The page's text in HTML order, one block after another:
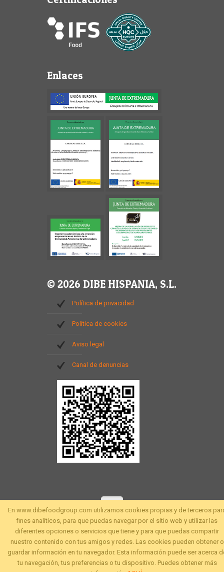
Enlaces
© 2026 DIBE HISPANIA, S.L.
Política de privacidad
Política de cookies
Aviso legal
Canal de denuncias
En www.dibefoodgroup.com utilizamos cookies propias y de terceros
fines analíticos, para que puedas navegar por el sitio web y utilizar las
diferentes opciones o servicios que tiene y para que puedas compartir
nuestro contenido con tus amigos y redes. Las cookies pueden obtener o
guardar información en tu navegador. Esta información puede ser acerca
tu navegación, tus preferencias o tu dispositivo. Puedes obtener más